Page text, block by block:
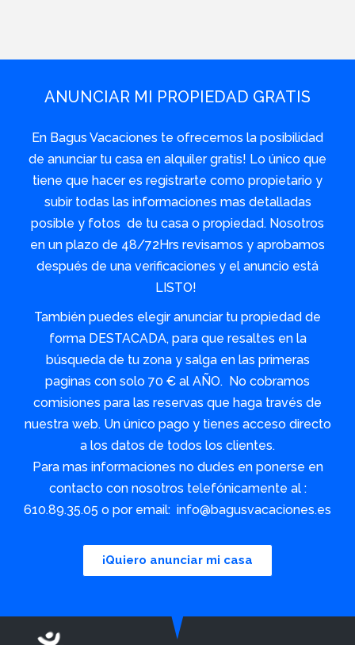
ANUNCIAR MI PROPIEDAD GRATIS
En Bagus Vacaciones te ofrecemos la posibilidad
de anunciar tu casa en alquiler gratis! Lo único que
tiene que hacer es registrarte como propietario y
subir todas las informaciones mas detalladas
posible y fotos de tu casa o propiedad. Nosotros
en un plazo de 48/72Hrs revisamos y aprobamos
después de una verificaciones y el anuncio está
LISTO!
También puedes elegir anunciar tu propiedad de
forma DESTACADA, para que resaltes en la
búsqueda de tu zona y salga en las primeras
paginas con solo 70 € al AÑO. No cobramos
comisiones para las reservas que haga través de
nuestra web. Un único pago y tienes acceso directo
a los datos de todos los clientes.
Para mas informaciones no dudes en ponerse en
contacto con nosotros telefónicamente al :
610.89.35.05 o por email: info@bagusvacaciones.es
¡Quiero anunciar mi casa